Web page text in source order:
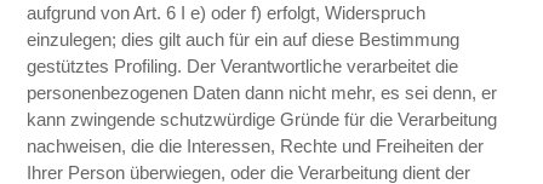
aufgrund von Art. 6 I e) oder f) erfolgt, Widerspruch
einzulegen; dies gilt auch für ein auf diese Bestimmung
gestütztes Profiling. Der Verantwortliche verarbeitet die
personenbezogenen Daten dann nicht mehr, es sei denn, er
kann zwingende schutzwürdige Gründe für die Verarbeitung
nachweisen, die die Interessen, Rechte und Freiheiten der
Ihrer Person überwiegen, oder die Verarbeitung dient der